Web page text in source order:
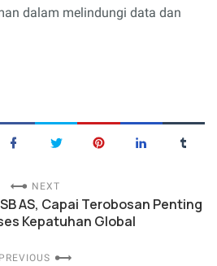
dalam melindungi data dan
NEXT
AS, Capai Terobosan Penting
Kepatuhan Global
PREVIOUS